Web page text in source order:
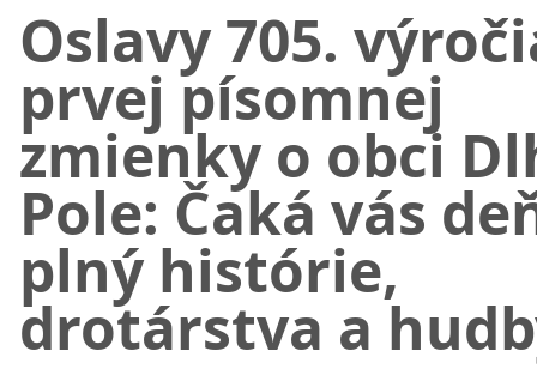
Oslavy 705.
prvej písomnej
zmienky o obci
Pole: Čaká vás
plný histórie,
drotárstva a